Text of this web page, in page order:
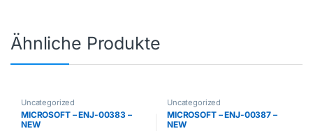
Ähnliche Produkte
Uncategorized
MICROSOFT – ENJ-00383 –
NEW
Uncategorized
MICROSOFT – ENJ-00387 –
NEW